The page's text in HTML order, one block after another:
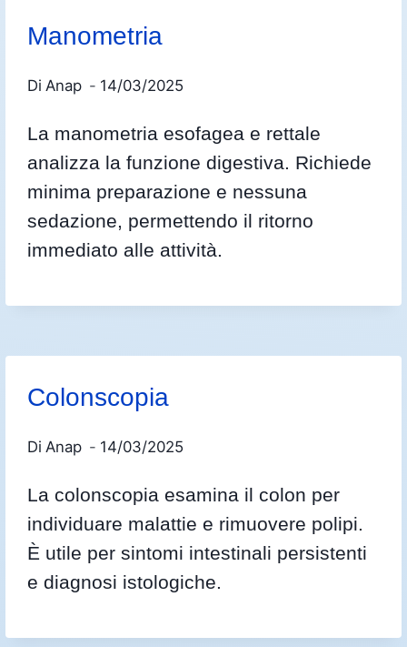
Manometria
Di Anap 14/03/2025
La manometria esofagea e rettale
analizza la funzione digestiva. Richiede
minima preparazione e nessuna
sedazione, permettendo il ritorno
immediato alle attività.
Colonscopia
Di Anap 14/03/2025
La colonscopia esamina il colon per
individuare malattie e rimuovere polipi.
È utile per sintomi intestinali persistenti
e diagnosi istologiche.